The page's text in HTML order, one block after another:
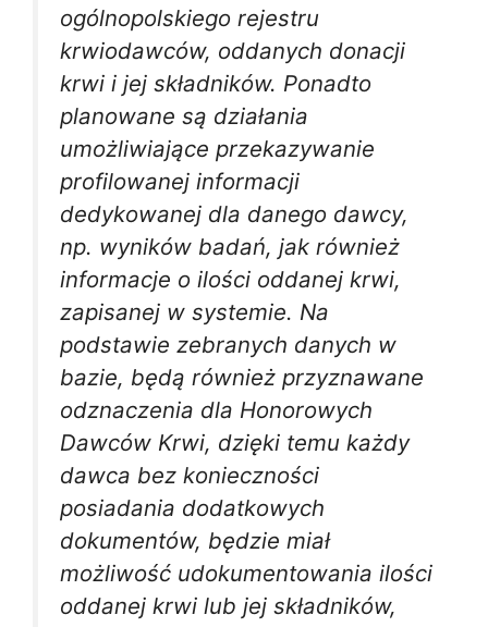
ogólnopolskiego rejestru
krwiodawców, oddanych donacji
krwi i jej składników. Ponadto
planowane są działania
umożliwiające przekazywanie
profilowanej informacji
dedykowanej dla danego dawcy,
np. wyników badań, jak również
informacje o ilości oddanej krwi,
zapisanej w systemie. Na
podstawie zebranych danych w
bazie, będą również przyznawane
odznaczenia dla Honorowych
Dawców Krwi, dzięki temu każdy
dawca bez konieczności
posiadania dodatkowych
dokumentów, będzie miał
możliwość udokumentowania ilości
oddanej krwi lub jej składników,